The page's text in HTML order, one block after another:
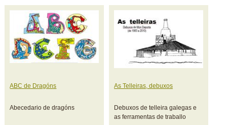
ABC de Dragóns
Abecedario de dragóns
As Telleiras, debuxos
Debuxos de telleira galegas e
as ferramentas de traballo